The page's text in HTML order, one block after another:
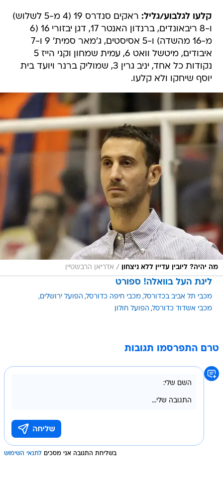
קלעו לגלבוע/גליל:
ראקים סנדרס 19 (4 מ-5 לשלוש)
ו-8 ריבאונדים, ברנדון האנטר 17, דגן יבזורי 16 (6
מ-16 מהשדה) ו-5 אסיסטים, ג'מאר סמית' 9 ו-7
איבודים, מיטשל וואט 6, עמית שמחון וקני הייז 5
נקודות כל אחד, יניב גרין 3, שמוליק ברנר ויועד בית
יוסף שיחקו ולא קלעו.
מה יהיה? ליובין עדיין ללא ניצחון / אדריאן הרבשטיין
ליגת העל בוואלה! ספורט
מכבי תל אביב בכדורסל מכבי חיפה כדורסל הפועל ירושלים
מכבי אשדוד כדורסל הפועל חולון
טרם התפרסמו תגובות
בשליחת התגובה אני מסכים לתנאי השימוש